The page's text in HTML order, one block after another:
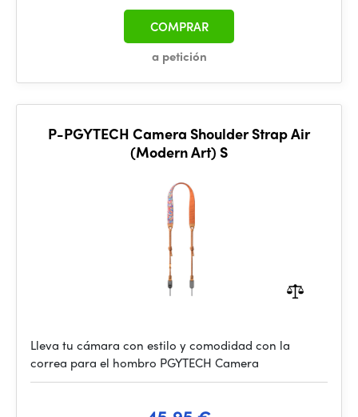
a petición
COMPRAR
P-PGYTECH Camera Shoulder Strap Air
(Modern Art) S
Lleva tu cámara con estilo y comodidad con la
correa para el hombro PGYTECH Camera